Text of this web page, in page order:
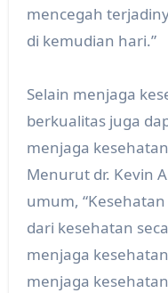
mencegah
di kemudian hari.”
Selain menjaga
berkualitas juga
menjaga
Menurut dr. Kevin
umum,
dari kesehatan
menjaga
menjaga